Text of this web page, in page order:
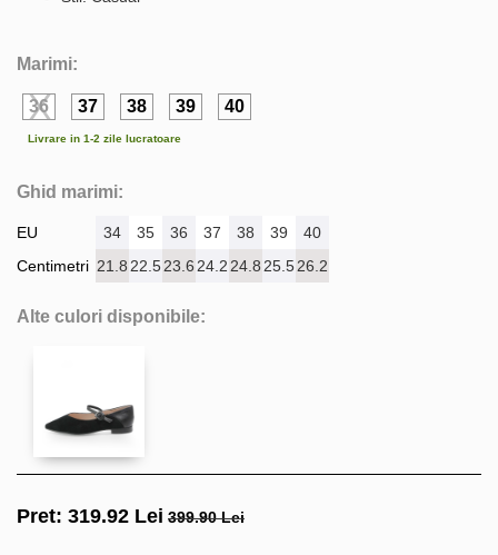
Marimi:
36 37 38 39 40
Livrare in 1-2 zile lucratoare
Ghid marimi:
EU
Centimetri
34 35 36 37 38 39
40
21.8 22.523.6 24.2 24.8 25.526.2
Alte culori disponibile:
Pret: 319.92 Lei 399.90 Lei